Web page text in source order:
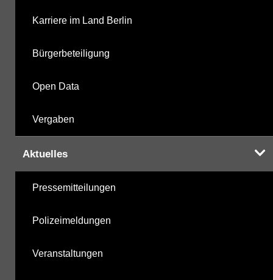
Karriere im Land Berlin
Bürgerbeteiligung
Open Data
Vergaben
Aktuelles
Pressemitteilungen
Polizeimeldungen
Veranstaltungen